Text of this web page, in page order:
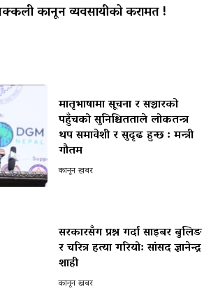
कानून व्यवसायीको करामत !
मातृभाषामा सूचना र सञ्चारको
पहुँचको सुनिश्चितताले लोकतन्त्र
थप समावेशी र सुदृढ हुन्छ : मन्त्री
गौतम
कानून खबर
सरकारसँग प्रश्न गर्दा साइबर बुलिङ
र चरित्र हत्या गरियो: सांसद ज्ञानेन्द्र
शाही
कानून खबर